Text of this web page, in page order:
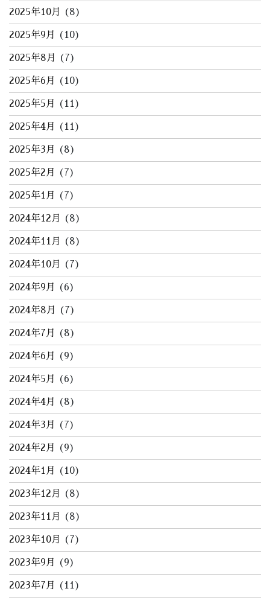
2025年10月 (8)
2025年9月 (10)
2025年8月 (7)
2025年6月 (10)
2025年5月 (11)
2025年4月 (11)
2025年3月 (8)
2025年2月 (7)
2025年1月 (7)
2024年12月 (8)
2024年11月 (8)
2024年10月 (7)
2024年9月 (6)
2024年8月 (7)
2024年7月 (8)
2024年6月 (9)
2024年5月 (6)
2024年4月 (8)
2024年3月 (7)
2024年2月 (9)
2024年1月 (10)
2023年12月 (8)
2023年11月 (8)
2023年10月 (7)
2023年9月 (9)
2023年7月 (11)